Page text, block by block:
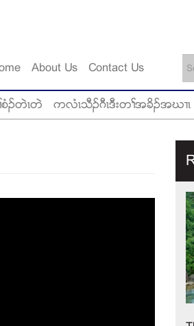
About Us Contact Us
စံဥတဲၚတဲ ကလံၚသီဥဂီၚဒီးတႈအခိဥအဃ႕ၚ